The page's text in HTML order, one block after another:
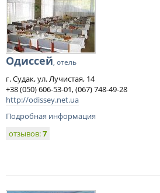
Одиссей, отель
г. Судак, ул. Лучистая, 14
+38 (050) 606-53-01, (067) 748-49-28
http://odissey.net.ua
Подробная информация
отзывов:7